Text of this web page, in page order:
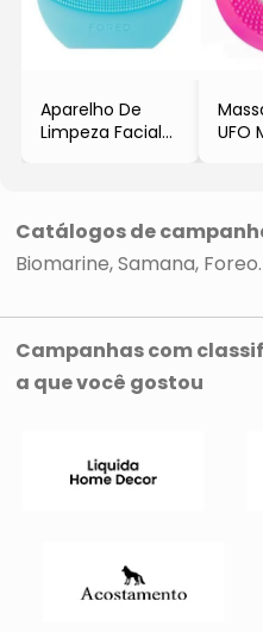
Aparelho De
Limpeza Facial
- Foreo
UFO
Catálogos de
Biomarine Samana Foreo
Campanhas com
a que você gostou